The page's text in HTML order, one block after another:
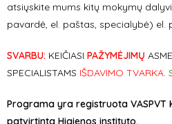
atsiųskite mums kitų mokymų
pavardė, el. paštas, specialybė)
SVARBU: KEIČIASI PAŽYMĖJIMŲ
SPECIALISTAMS IŠDAVIMO TVARKA.
Programa yra registruota
patvirtinta Higienos instituto.